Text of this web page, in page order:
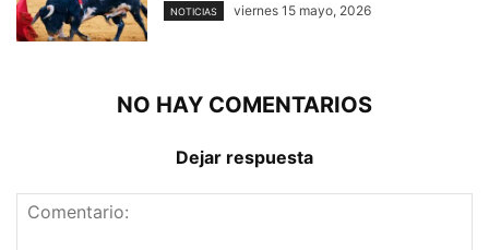
NOTICIAS viernes 15 mayo, 2026
NO HAY COMENTARIOS
Dejar respuesta